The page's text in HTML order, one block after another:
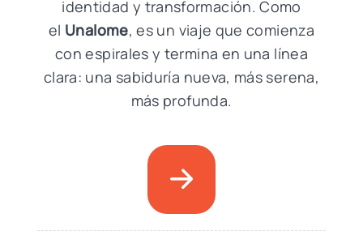
identidad y transformación. Como
el Unalome, es un viaje que comienza
con espirales y termina en una línea
clara: una sabiduría nueva, más serena,
más profunda.